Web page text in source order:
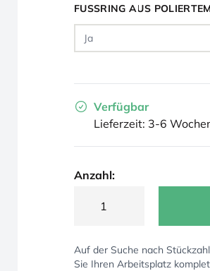
FUSSRING AUS
Verfügbar
Lieferzeit: 3-6
Anzahl:
Auf der Suche nach
Sie Ihren Arbeitsplatz